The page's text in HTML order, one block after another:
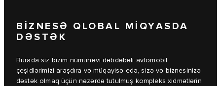
BİZNESƏ QLOBAL MİQYASDA
DƏSTƏK
Burada siz bizim nümunəvi dəbdəbəli avtomobil
çeşidlərimizi araşdıra və müqayisə edə, sizə və biznesinizə
dəstək olmaq üçün nəzərdə tutulmuş kompleks xidmətlərin